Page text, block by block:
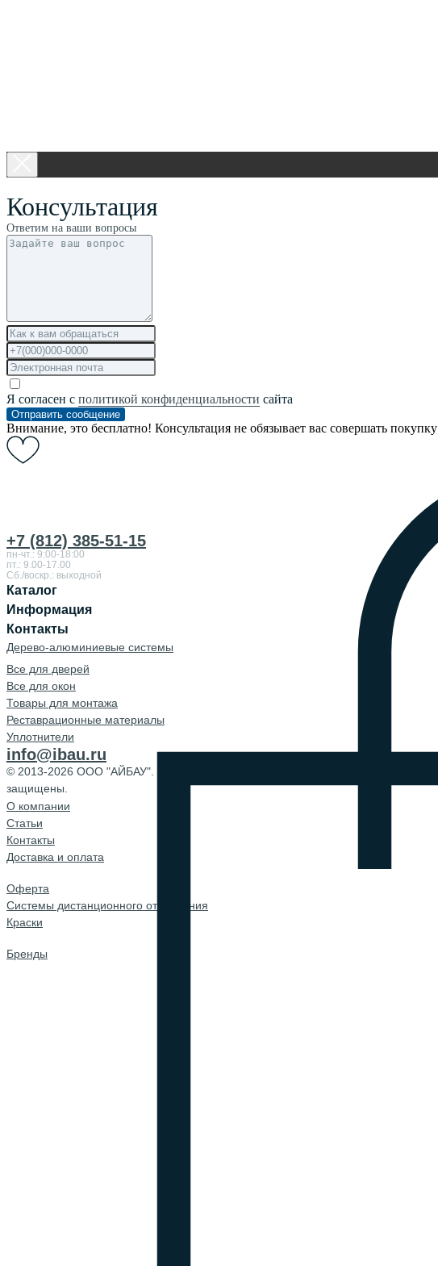
+7 (812) 385-51-15
пн-чт.: 9:00-18:00
пт.: 9.00-17.00
Сб./воскр.: выходной
Каталог
Информация
Контакты
Дерево-алюминиевые системы
Все для дверей
Все для окон
Товары для монтажа
Реставрационные материалы
Уплотнители
info@ibau.ru
© 2013-2026 ООО "АЙБАУ". Все права
защищены.
О компании
Cтатьи
Контакты
Доставка и оплата
Оферта
Системы дистанционного открывания
Краски
Бренды
Консультация
Ответим на ваши вопросы
Я согласен с политикой конфиденциальности сайта
Отправить сообщение
Внимание, это бесплатно! Консультация не обязывает вас совершать покупку